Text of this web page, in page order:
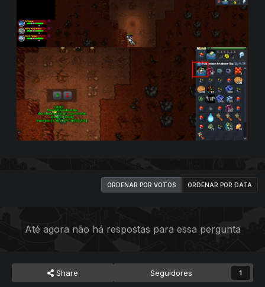
ORDENAR POR VOTOS ORDENAR POR DATA
Até agora não há respostas para essa pergunta
Share Seguidores 1